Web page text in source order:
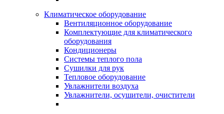
Климатическое оборудование
Вентиляционное оборудование
Комплектующие для климатического
оборудования
Кондиционеры
Системы теплого пола
Сушилки для рук
Тепловое оборудование
Увлажнители воздуха
Увлажнители, осушители, очистители